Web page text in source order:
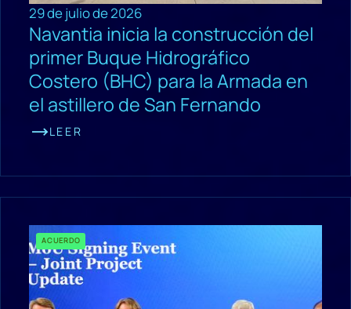
29 de julio de 2026
Navantia inicia la construcción del
primer Buque Hidrográfico
Costero (BHC) para la Armada en
el astillero de San Fernando
LEER
ACUERDO